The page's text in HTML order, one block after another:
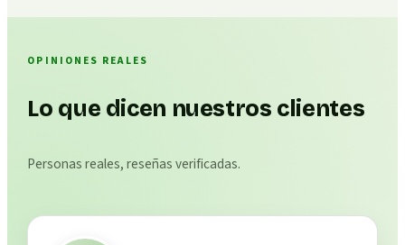
OPINIONES REALES
Lo que dicen nuestros clientes
Personas reales, reseñas verificadas.